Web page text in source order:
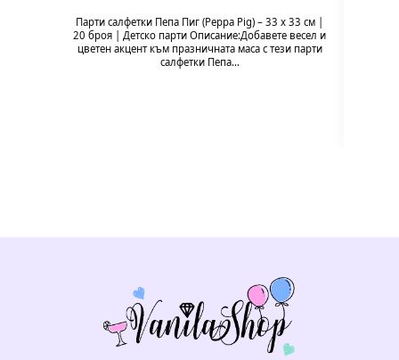
Парти салфетки Пепа Пиг (Peppa Pig) – 33 x 33 см |
20 броя | Детско парти Описание:Добавете весел и
цветен акцент към празничната маса с тези парти
салфетки Пепа…